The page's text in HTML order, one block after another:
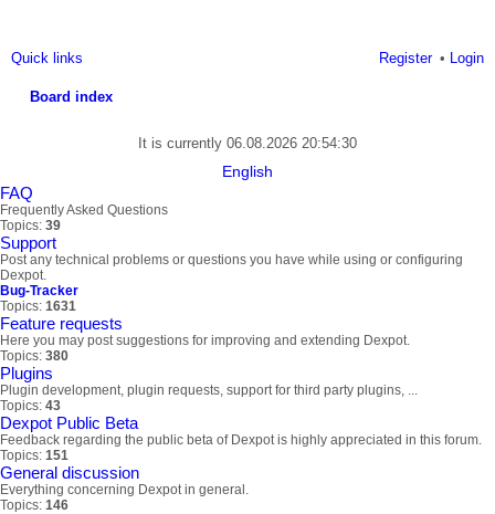
Quick links Login
Register
Board index
It is currently 06.08.2026 20:54:30
English
FAQ
Frequently Asked Questions
Topics: 39
Support
Post any technical problems or questions you have while using or configuring
Dexpot.
Bug-Tracker
Topics: 1631
Feature requests
Here you may post suggestions for improving and extending Dexpot.
Topics: 380
Plugins
Plugin development, plugin requests, support for third party plugins, ...
Topics: 43
Dexpot Public Beta
Feedback regarding the public beta of Dexpot is highly appreciated in this forum.
Topics: 151
General discussion
Everything concerning Dexpot in general.
Topics: 146